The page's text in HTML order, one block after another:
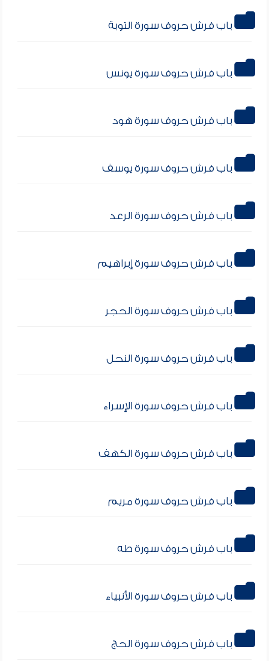
باب فرش حروف سورة التوبة
باب فرش حروف سورة يونس
باب فرش حروف سورة هود
باب فرش حروف سورة يوسف
باب فرش حروف سورة الرعد
باب فرش حروف سورة إبراهيم
باب فرش حروف سورة الحجر
باب فرش حروف سورة النحل
باب فرش حروف سورة الإسراء
باب فرش حروف سورة الكهف
باب فرش حروف سورة مريم
باب فرش حروف سورة طه
باب فرش حروف سورة الأنبياء
باب فرش حروف سورة الحج